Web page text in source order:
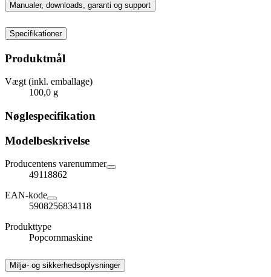
Manualer, downloads, garanti og support
Specifikationer
Produktmål
Vægt (inkl. emballage)
100,0 g
Nøglespecifikation
Modelbeskrivelse
Producentens varenummer
49118862
EAN-kode
5908256834118
Produkttype
Popcornmaskine
Miljø- og sikkerhedsoplysninger